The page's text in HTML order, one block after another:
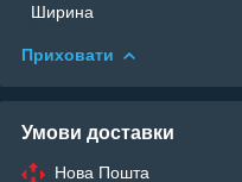
Ширина
Приховати
Умови доставки
Нова Пошта